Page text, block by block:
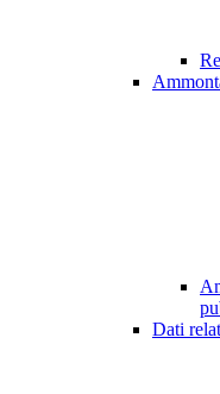
Dati